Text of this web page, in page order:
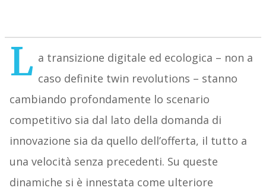
L a transizione digitale ed ecologica – non a
caso definite twin revolutions – stanno
cambiando profondamente lo scenario
competitivo sia dal lato della domanda di
innovazione sia da quello dell’offerta, il tutto a
una velocità senza precedenti. Su queste
dinamiche si è innestata come ulteriore